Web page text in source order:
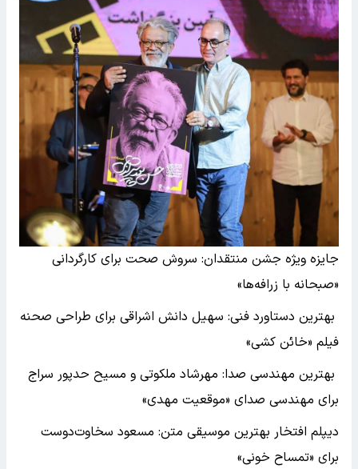
جایزه ویژه جشن منتقدان: سروش صحت برای کارگردانی
«صبحانه با زرافه‌ها»
بهترین دستاورد فنی: سهیل دانش اشراقی برای طراحی صحنه
فیلم «خائن کشی»
بهترین مهندسی صدا: مهرشاد ملکوتی و مسیح حدپور سراج
برای مهندسی صدای «موقعیت مهدی»
دیپلم افتخار بهترین موسیقی متن: مسعود سخاوت‌دوست
برای «تمساح خونی»